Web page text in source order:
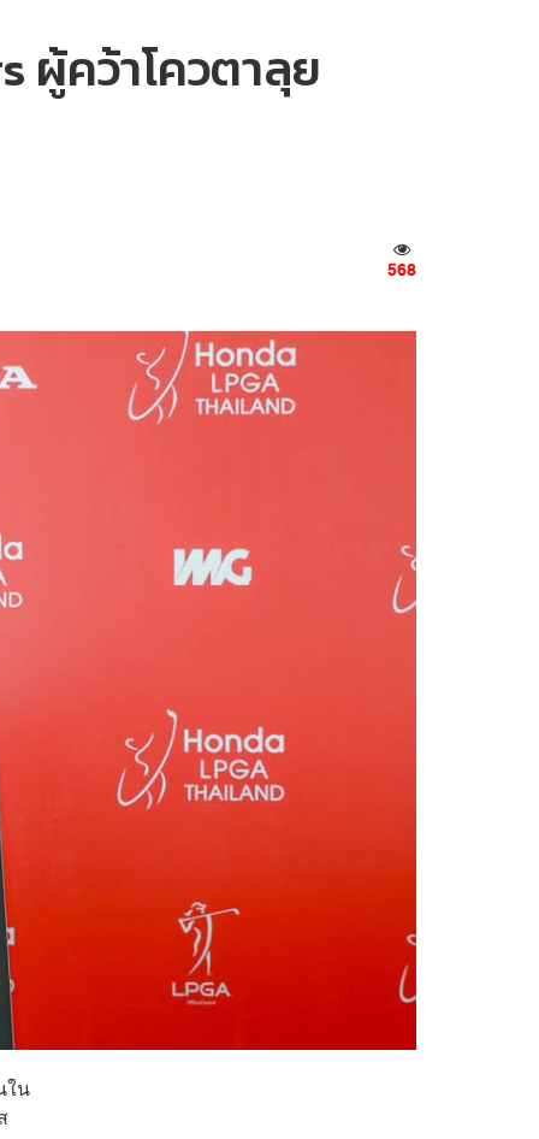
ผู้คว้าโควตาลุย
568
ใน